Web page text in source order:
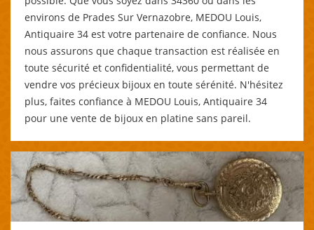
environs de Prades Sur Vernazobre, MEDOU Louis,
Antiquaire 34 est votre partenaire de confiance. Nous
nous assurons que chaque transaction est réalisée en
toute sécurité et confidentialité, vous permettant de
vendre vos précieux bijoux en toute sérénité. N'hésitez
plus, faites confiance à MEDOU Louis, Antiquaire 34
pour une vente de bijoux en platine sans pareil.